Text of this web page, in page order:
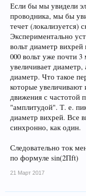
Если бы мы увидели
проводника, мы бы
течет (локализуется)
Экспериментально
вольт диаметр
000 вольт уже почти
увеличивает
диаметр. Что такое
которые
движения с частотой
"амплитудой". Т. е.
диаметр вихрей. Все
синхронно, как один.
Следовательно ток
по формуле sin(2Пft)
21 Март 2017